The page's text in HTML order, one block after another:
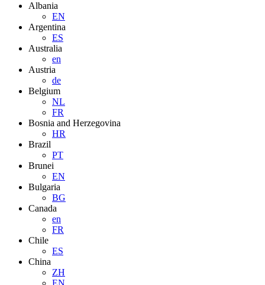
Albania
EN
Argentina
ES
Australia
en
Austria
de
Belgium
NL
FR
Bosnia and Herzegovina
HR
Brazil
PT
Brunei
EN
Bulgaria
BG
Canada
en
FR
Chile
ES
China
ZH
EN